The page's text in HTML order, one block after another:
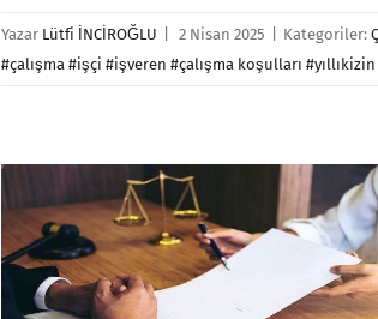
Yazar Lütfi İNCİROĞLU 2 Nisan 2025 Kategoriler:
#çalışma #işçi #işveren #çalışma koşulları